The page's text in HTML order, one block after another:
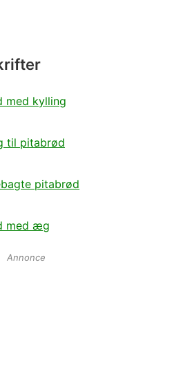
med kylling
til pitabrød
pitabrød
med æg
Annonce